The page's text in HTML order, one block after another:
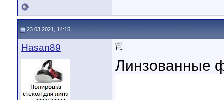
23.03.2021, 14:15
Hasan89
Линзованные